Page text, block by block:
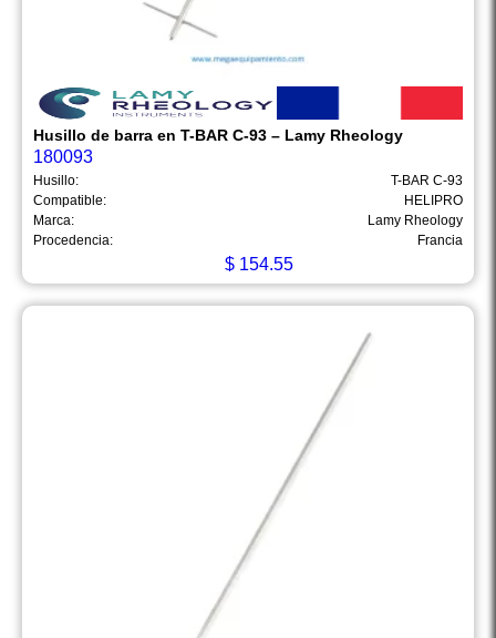
Husillo de barra en T-BAR C-93 – Lamy Rheology
180093
Husillo:
T-BAR C-93
Compatible:
HELIPRO
Marca:
Lamy Rheology
Procedencia:
Francia
$ 154.55